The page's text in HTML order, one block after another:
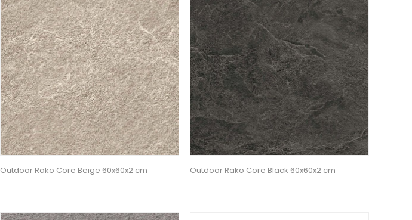
Outdoor Rako Core Beige 60x60x2 cm Outdoor Rako Core Black 60x60x2 cm